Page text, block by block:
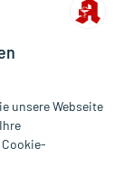
für
unsere Webseite